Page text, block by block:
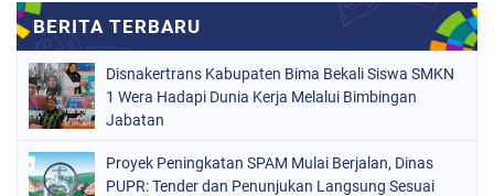
Disnakertrans Kabupaten Bima Bekali Siswa SMKN
1 Wera Hadapi Dunia Kerja Melalui Bimbingan
Jabatan
Proyek Peningkatan SPAM Mulai Berjalan, Dinas
PUPR: Tender dan Penunjukan Langsung Sesuai